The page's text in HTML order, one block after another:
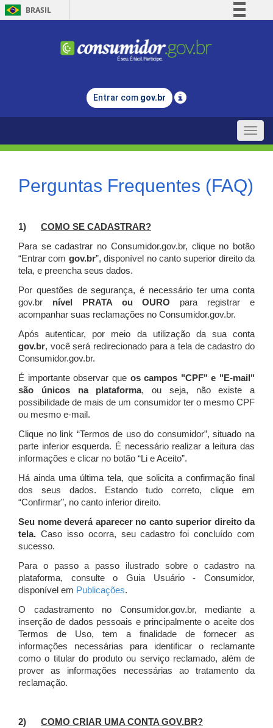
BRASIL
Comunica BR
Legislação
Entrar com gov.br
Toggle
Perguntas Frequentes (FAQ)
1) COMO SE CADASTRAR?
Para se cadastrar no Consumidor.gov.br, clique no botão
“Entrar com gov.br”, disponível no canto superior direito da
tela, e preencha seus dados.
Por questões de segurança, é necessário ter uma conta
gov.br nível PRATA ou OURO para registrar e
acompanhar suas reclamações no Consumidor.gov.br.
Após autenticar, por meio da utilização da sua conta
gov.br, você será redirecionado para a tela de cadastro do
Consumidor.gov.br.
É importante observar que os campos "CPF" e "E-mail"
são únicos na plataforma, ou seja, não existe a
possibilidade de mais de um consumidor ter o mesmo CPF
ou mesmo e-mail.
Clique no link “Termos de uso do consumidor”, situado na
parte inferior esquerda. É necessário realizar a leitura das
informações e clicar no botão “Li e Aceito”.
Há ainda uma última tela, que solicita a confirmação final
dos seus dados. Estando tudo correto, clique em
“Confirmar”, no canto inferior direito.
Seu nome deverá aparecer no canto superior direito da
tela. Caso isso ocorra, seu cadastro foi concluído com
sucesso.
Para o passo a passo ilustrado sobre o cadastro na
plataforma, consulte o Guia Usuário - Consumidor,
disponível em Publicações.
O cadastramento no Consumidor.gov.br, mediante a
inserção de dados pessoais e principalmente o aceite dos
Termos de Uso, tem a finalidade de fornecer as
informações necessárias para identificar o reclamante
como o titular do produto ou serviço reclamado, além de
prover as informações necessárias ao tratamento da
reclamação.
2) COMO CRIAR UMA CONTA GOV.BR?